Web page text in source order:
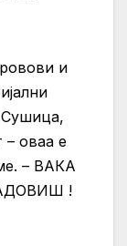
и
– оваа е
– ВАКА
!